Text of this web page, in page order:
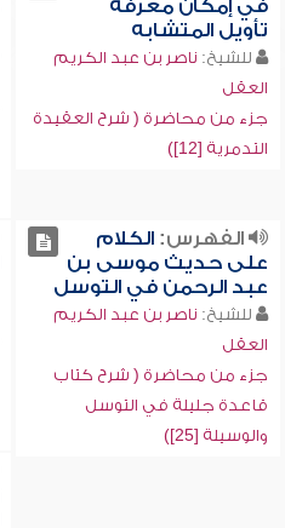
في إمكان معرفة
تأويل المتشابه
للشيخ: ناصر بن عبد الكريم
العقل
جزء من محاضرة ( شرح العقيدة
التدمرية [12])
الفهرس:الكلام
على حديث موسى بن
عبد الرحمن في التوسل
للشيخ: ناصر بن عبد الكريم
العقل
جزء من محاضرة ( شرح كتاب
قاعدة جليلة في التوسل
والوسيلة [25])